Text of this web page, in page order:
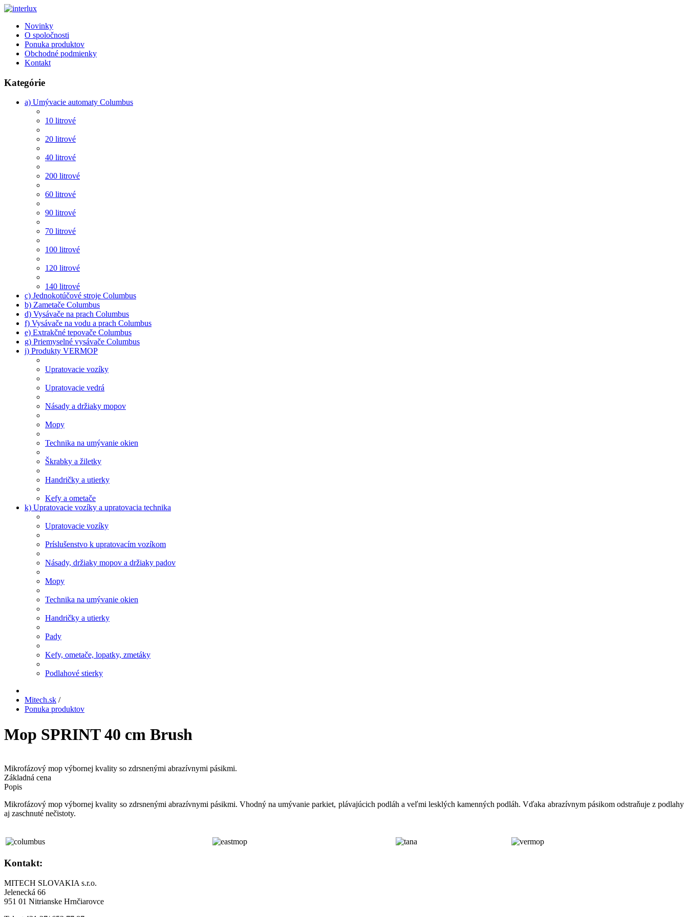
Novinky
O spoločnosti
Ponuka produktov
Obchodné podmienky
Kontakt
Kategórie
a) Umývacie automaty Columbus
10 litrové
20 litrové
40 litrové
200 litrové
60 litrové
90 litrové
70 litrové
100 litrové
120 litrové
140 litrové
c) Jednokotúčové stroje Columbus
b) Zametače Columbus
d) Vysávače na prach Columbus
f) Vysávače na vodu a prach Columbus
e) Extrakčné tepovače Columbus
g) Priemyselné vysávače Columbus
j) Produkty VERMOP
Upratovacie vozíky
Upratovacie vedrá
Násady a držiaky mopov
Mopy
Technika na umývanie okien
Škrabky a žiletky
Handričky a utierky
Kefy a ometače
k) Upratovacie vozíky a upratovacia technika
Upratovacie vozíky
Príslušenstvo k upratovacím vozíkom
Násady, držiaky mopov a držiaky padov
Mopy
Technika na umývanie okien
Handričky a utierky
Pady
Kefy, ometače, lopatky, zmetáky
Podlahové stierky
Mitech.sk /
Ponuka produktov
Mop SPRINT 40 cm Brush
Mikrofázový mop výbornej kvality so zdrsnenými abrazívnymi pásikmi.
Základná cena
Popis
Mikrofázový mop výbornej kvality so zdrsnenými abrazívnymi pásikmi. Vhodný na umývanie parkiet, plávajúcich podláh a veľmi lesklých kamenných podláh. Vďaka abrazívnym pásikom odstraňuje z podlahy
aj zaschnuté nečistoty.
Kontakt:
MITECH SLOVAKIA s.r.o.
Jelenecká 66
951 01 Nitrianske Hrnčiarovce